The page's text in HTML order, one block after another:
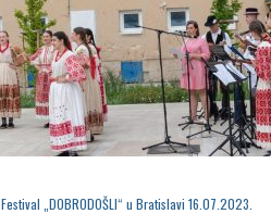
Festival „DOBRODOŠLI“ u Bratislavi 16.07.2023.